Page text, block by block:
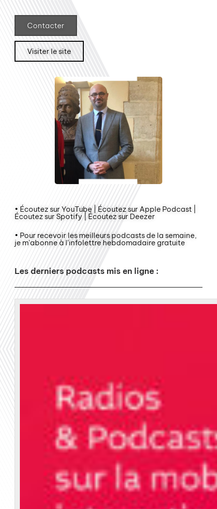
Contacter
Visiter le site
• Écoutez sur YouTube | Écoutez sur Apple Podcast |
Écoutez sur Spotify | Écoutez sur Deezer
• Pour recevoir les meilleurs podcasts de la semaine,
je m'abonne à l'infolettre hebdomadaire gratuite
Les derniers podcasts mis en ligne :